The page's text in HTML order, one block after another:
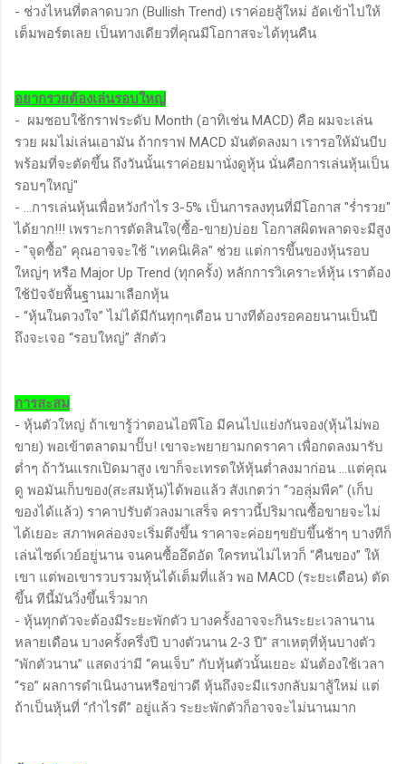
- ช่วงไหนที่ตลาดบวก (Bullish Trend) เราค่อยสู้ใหม่ อัดเข้าไปให้
เต็มพอร์ตเลย เป็นทางเดียวที่คุณมีโอกาสจะได้ทุนคืน
อยากรวยต้องเล่นรอบใหญ่
- ผมชอบใช้กราฟระดับ Month (อาทิเช่น MACD) คือ ผมจะเล่น
รวย ผมไม่เล่นเอามัน ถ้ากราฟ MACD มันตัดลงมา เรารอให้มันบีบ
พร้อมที่จะตัดขึ้น ถึงวันนั้นเราค่อยมานั่งดูหุ้น นั่นคือการเล่นหุ้นเป็น
รอบๆใหญ่"
- ...การเล่นหุ้นเพื่อหวังกำไร 3-5% เป็นการลงทุนที่มีโอกาส "ร่ำรวย"
ได้ยาก!!! เพราะการตัดสินใจ(ซื้อ-ขาย)บ่อย โอกาสผิดพลาดจะมีสูง
- "จุดซื้อ" คุณอาจจะใช้ "เทคนิเคิล" ช่วย แต่การขึ้นของหุ้นรอบ
ใหญ่ๆ หรือ Major Up Trend (ทุกครั้ง) หลักการวิเคราะห์หุ้น เราต้อง
ใช้ปัจจัยพื้นฐานมาเลือกหุ้น
- “หุ้นในดวงใจ” ไม่ได้มีกันทุกๆเดือน บางทีต้องรอคอยนานเป็นปี
ถึงจะเจอ “รอบใหญ่” สักตัว
การสะสม
- หุ้นตัวใหญ่ ถ้าเขารู้ว่าตอนไอพีโอ มีคนไปแย่งกันจอง(หุ้นไม่พอ
ขาย) พอเข้าตลาดมาปั๊บ! เขาจะพยายามกดราคา เพื่อกดลงมารับ
ต่ำๆ ถ้าวันแรกเปิดมาสูง เขาก็จะเทรดให้หุ้นต่ำลงมาก่อน …แต่คุณ
ดู พอมันเก็บของ(สะสมหุ้น)ได้พอแล้ว สังเกตว่า “วอลุ่มพีค” (เก็บ
ของได้แล้ว) ราคาปรับตัวลงมาเสร็จ คราวนี้ปริมาณซื้อขายจะไม่
ได้เยอะ สภาพคล่องจะเริ่มตึงขึ้น ราคาจะค่อยๆขยับขึ้นช้าๆ บางทีก็
เล่นไซด์เวย์อยู่นาน จนคนซื้ออึดอัด ใครทนไม่ไหวก็ “คืนของ” ให้
เขา แต่พอเขารวบรวมหุ้นได้เต็มที่แล้ว พอ MACD (ระยะเดือน) ตัด
ขึ้น ทีนี้มันวิ่งขึ้นเร็วมาก
- หุ้นทุกตัวจะต้องมีระยะพักตัว บางครั้งอาจจะกินระยะเวลานาน
หลายเดือน บางครั้งครึ่งปี บางตัวนาน 2-3 ปี” สาเหตุที่หุ้นบางตัว
“พักตัวนาน” แสดงว่ามี “คนเจ็บ” กับหุ้นตัวนั้นเยอะ มันต้องใช้เวลา
“รอ” ผลการดำเนินงานหรือข่าวดี หุ้นถึงจะมีแรงกลับมาสู้ใหม่ แต่
ถ้าเป็นหุ้นที่ “กำไรดี” อยู่แล้ว ระยะพักตัวก็อาจจะไม่นานมาก